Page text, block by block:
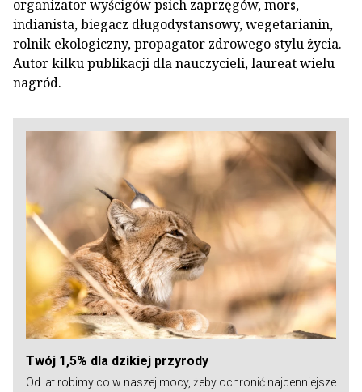
organizator wyścigów psich zaprzęgów, mors,
indianista, biegacz długodystansowy, wegetarianin,
rolnik ekologiczny, propagator zdrowego stylu życia.
Autor kilku publikacji dla nauczycieli, laureat wielu
nagród.
Twój 1,5% dla dzikiej przyrody
Od lat robimy co w naszej mocy, żeby ochronić najcenniejsze